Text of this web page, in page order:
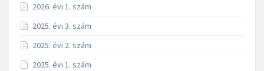
2026. évi 1. szám
2025. évi 3. szám
2025. évi 2. szám
2025. évi 1. szám